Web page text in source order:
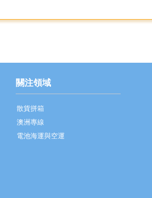
關注領域
散貨拼箱
澳洲專線
電池海運與空運